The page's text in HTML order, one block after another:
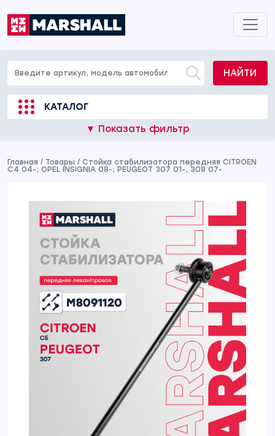
НАЙТИ
КАТАЛОГ
▼ Показать фильтр
Главная / Товары / Стойка стабилизатора передняя CITROEN
C4 04-; OPEL INSIGNIA 08-; PEUGEOT 307 01-, 308 07-